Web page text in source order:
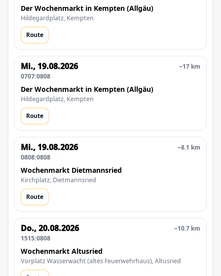
Der Wochenmarkt in Kempten (Allgäu)
Hildegardplatz, Kempten
Route
Mi., 19.08.2026
0707:0808
~17 km
Der Wochenmarkt in Kempten (Allgäu)
Hildegardplatz, Kempten
Route
Mi., 19.08.2026
0808:0808
~8.1 km
Wochenmarkt Dietmannsried
Kirchplatz, Dietmannsried
Route
Do., 20.08.2026
1515:0808
~10.7 km
Wochenmarkt Altusried
Vorplatz Wasserwacht (altes Feuerwehrhaus), Altusried